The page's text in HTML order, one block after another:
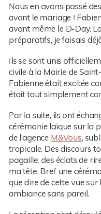
Nous en avons passé
avant le mariage !
avant même le D-Day.
préparatifs, je faisais
Ils se sont unis
civile à la Mairie de
Fabienne était excitée
était tout simplement
Par la suite, ils ont
cérémonie laïque sur la
de l’agence M&Vous,
tropicale. Des discours
pagaille, des éclats de
ma tête. Bref une
que dire de cette vue sur
ambiance sans pareil.